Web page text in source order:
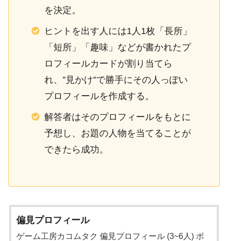
を決定。
ヒントを出す人には1人1枚「長所」
「短所」「趣味」などが書かれたプ
ロフィールカードが割り当てら
れ、”見かけ”で勝手にその人っぽい
プロフィールを作成する。
解答者はそのプロフィールをもとに
予想し、お題の人物を当てることが
できたら成功。
偏見プロフィール
ゲーム工房カコムタク 偏見プロフィール (3~6人) ボ